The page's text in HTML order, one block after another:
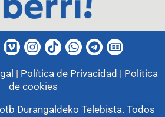
| Política de Privacidad | Política
de cookies
Durangaldeko Telebista. Todos